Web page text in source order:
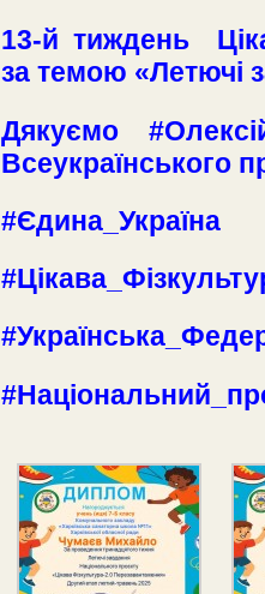
13-й тиждень
за темою «Летючі
Дякуємо
Всеукраїнського
#Єдина_Україна